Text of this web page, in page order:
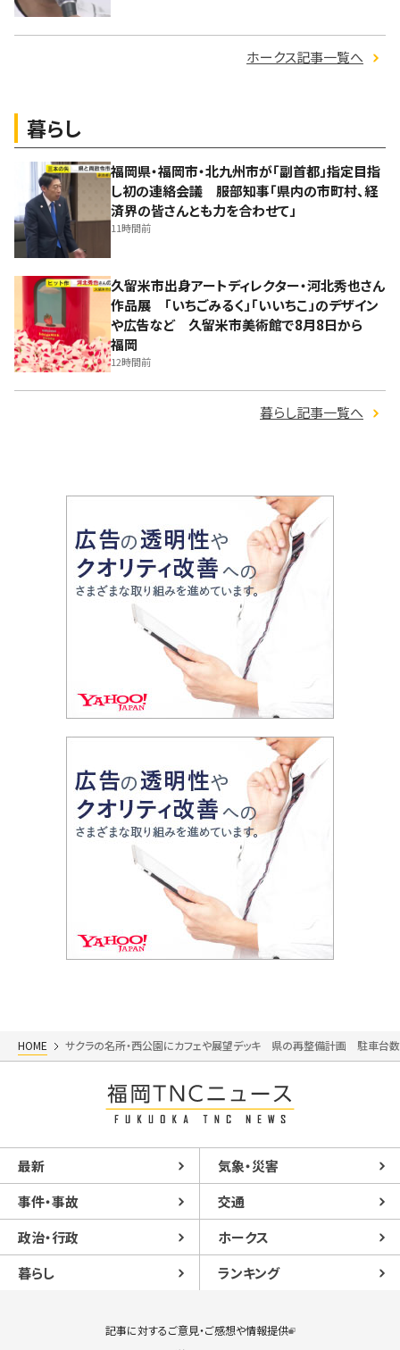
ホークス記事一覧へ
暮らし
福岡県・福岡市・北九州市が「副首都」指定目指
し初の連絡会議 服部知事「県内の市町村、経
済界の皆さんとも力を合わせて」
11時間前
久留米市出身アートディレクター・河北秀也さん
作品展 「いちごみるく」「いいちこ」のデザイン
や広告など 久留米市美術館で8月8日から
福岡
12時間前
暮らし記事一覧へ
HOME サクラの名所・西公園にカフェや展望デッキ 県の再整備計画 駐車
最新
気象・災害
事件・事故
交通
政治・行政
ホークス
暮らし
ランキング
記事に対するご意見・ご感想や情報提供